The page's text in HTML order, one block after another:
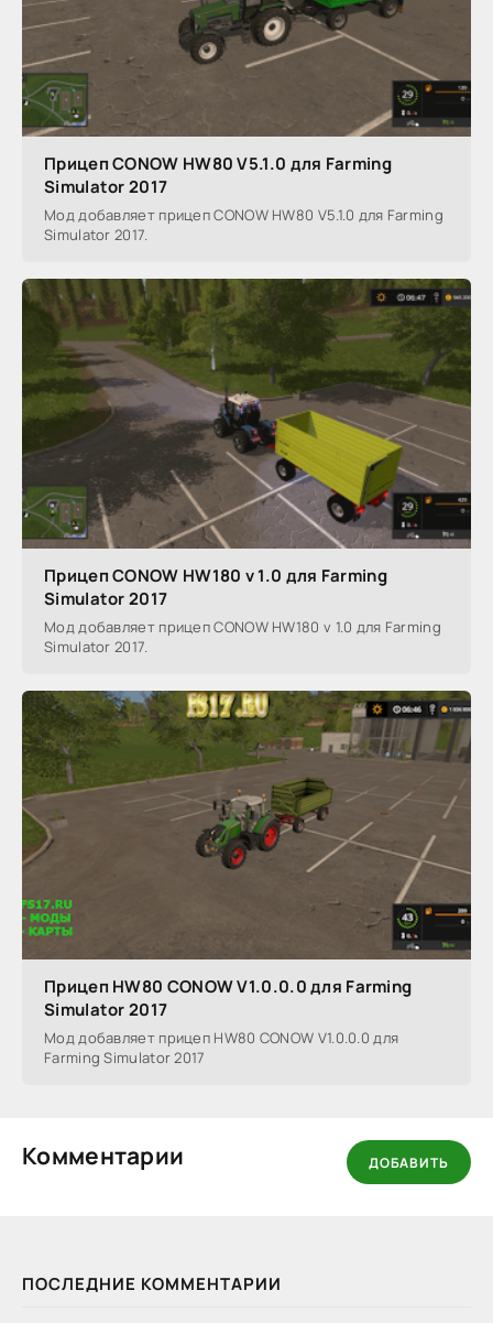
ПОСЛЕДНИЕ КОММЕНТАРИИ
Прицеп CONOW HW80 V5.1.0 для Farming
Simulator 2017
Мод добавляет прицеп CONOW HW80 V5.1.0 для Farming
Simulator 2017.
Прицеп CONOW HW180 v 1.0 для Farming
Simulator 2017
Мод добавляет прицеп CONOW HW180 v 1.0 для Farming
Simulator 2017.
Прицеп HW80 CONOW V1.0.0.0 для Farming
Simulator 2017
Мод добавляет прицеп HW80 CONOW V1.0.0.0 для
Farming Simulator 2017
Комментарии ДОБАВИТЬ